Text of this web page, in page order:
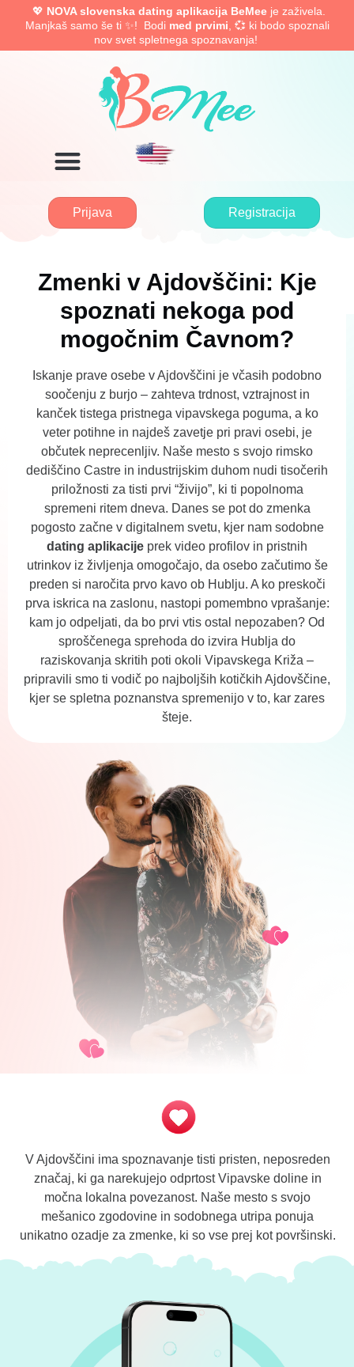
💖 NOVA slovenska dating aplikacija BeMeeje zaživela.
Manjkaš samo še ti ✨! Bodi med prvimi , 💞 ki bodo spoznali
nov svet spletnega spoznavanja!
Prijava Registracija
Zmenki v Ajdovščini: Kje
spoznati nekoga pod
mogočnim Čavnom?
Iskanje prave osebe v Ajdovščini je včasih podobno
soočenju z burjo – zahteva trdnost, vztrajnost in
kanček tistega pristnega vipavskega poguma, a ko
veter potihne in najdeš zavetje pri pravi osebi, je
občutek neprecenljiv. Naše mesto s svojo rimsko
dediščino Castre in industrijskim duhom nudi tisočerih
priložnosti za tisti prvi “živijo”, ki ti popolnoma
spremeni ritem dneva. Danes se pot do zmenka
pogosto začne v digitalnem svetu, kjer nam sodobne
dating aplikacije prek video profilov in pristnih
utrinkov iz življenja omogočajo, da osebo začutimo še
preden si naročita prvo kavo ob Hublju. A ko preskoči
prva iskrica na zaslonu, nastopi pomembno vprašanje:
kam jo odpeljati, da bo prvi vtis ostal nepozaben? Od
sproščenega sprehoda do izvira Hublja do
raziskovanja skritih poti okoli Vipavskega Križa –
pripravili smo ti vodič po najboljših kotičkih Ajdovščine,
kjer se spletna poznanstva spremenijo v to, kar zares
šteje.
V Ajdovščini ima spoznavanje tisti pristen, neposreden
značaj, ki ga narekujejo odprtost Vipavske doline in
močna lokalna povezanost. Naše mesto s svojo
mešanico zgodovine in sodobnega utripa ponuja
unikatno ozadje za zmenke, ki so vse prej kot površinski.